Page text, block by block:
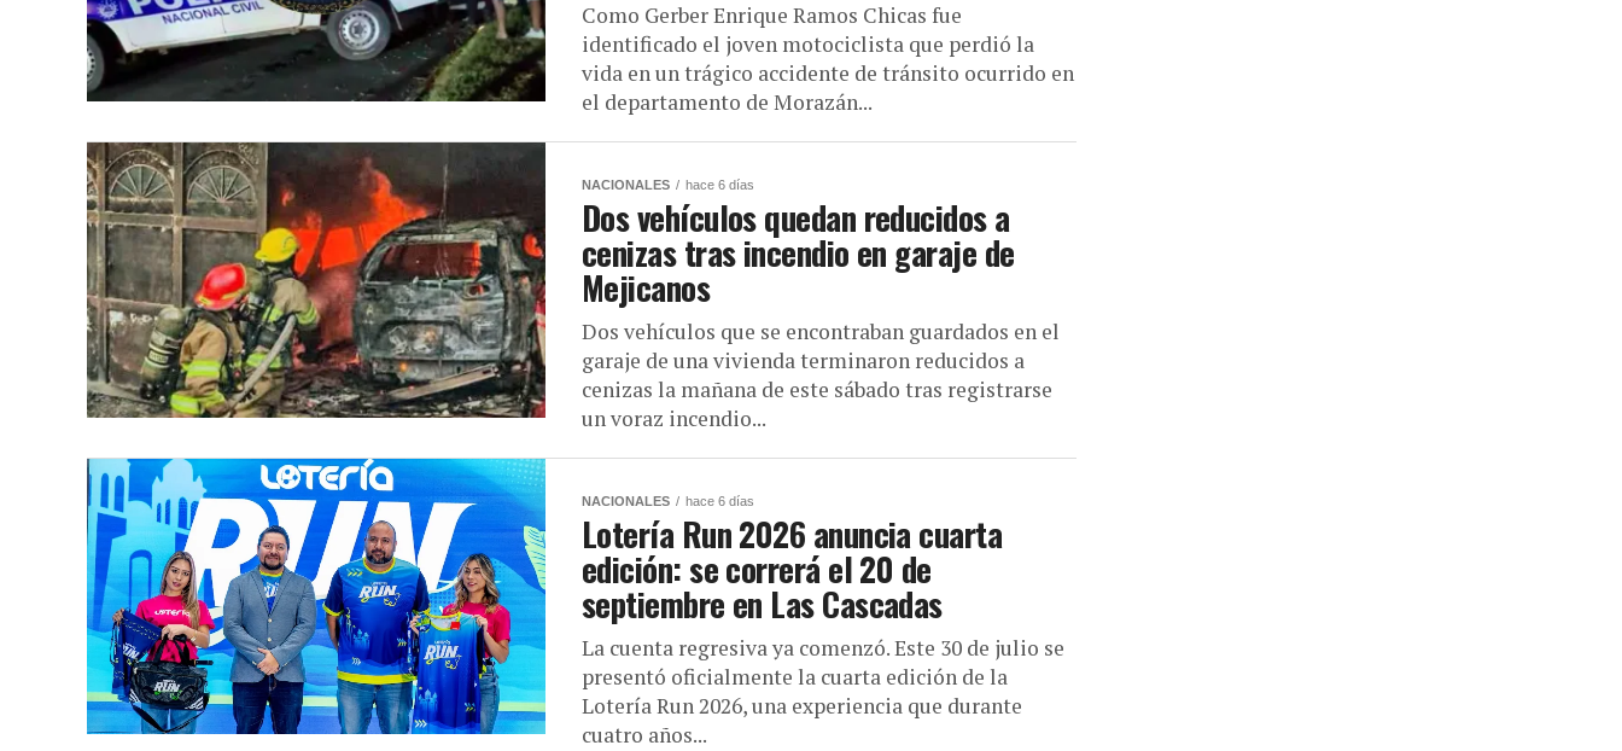
Como Gerber Enrique Ramos Chicas fue
identificado el joven motociclista que perdió la
vida en un trágico accidente de tránsito ocurrido en
el departamento de Morazán...
NACIONALES hace 6 días
Dos vehículos quedan reducidos a
cenizas tras incendio en garaje de
Mejicanos
Dos vehículos que se encontraban guardados en el
garaje de una vivienda terminaron reducidos a
cenizas la mañana de este sábado tras registrarse
un voraz incendio...
NACIONALES hace 6 días
Lotería Run 2026 anuncia cuarta
edición: se correrá el 20 de
septiembre en Las Cascadas
La cuenta regresiva ya comenzó. Este 30 de julio se
presentó oficialmente la cuarta edición de la
Lotería Run 2026, una experiencia que durante
cuatro años...